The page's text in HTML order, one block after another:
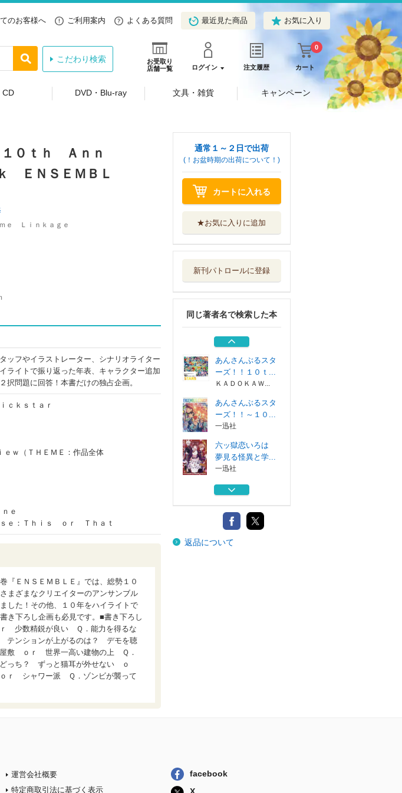
のお客様へ ご利用案内 よくある質問 最近見た商品 お気に入り
お受取り
店舗一覧
ログイン 注文履歴 カート
0
こだわり検索
CD DVD・Blu-ray 文具・雑貨 キャンペーン
０ｔｈ Ａｎｎ
ＥＮＳＥＭＢＬ
ｅ Ｌｉｎｋａｇｅ
ッフやイラストレーター、シナリオライター
ライトで振り返った年表、キャラクター追加
問題に回答！本書だけの独占企画。
ｃｋｓｔａｒ
ｗ（ＴＨＥＭＥ：作品全体
ｅ
ｅ：Ｔｈｉｓ ｏｒ Ｔｈａｔ
『ＥＮＳＥＭＢＬＥ』では、総勢１０
まざまなクリエイターのアンサンブル
した！その他、１０年をハイライトで
き下ろし企画も必見です。■書き下ろし
少数精鋭が良い Ｑ．能力を得るな
ンションが上がるのは？ デモを聴
敷 ｏｒ 世界一高い建物の上 Ｑ．
っち？ ずっと猫耳が外せない ｏ
ｒ シャワー派 Ｑ．ゾンビが襲って
通常１～２日で出荷
(！お盆時期の出荷について！)
カートに入れる
★お気に入りに追加
新刊パトロールに登録
同じ著者名で検索した本
六ッ獄恋いろは
夢見る怪異と学...
あんさんぶくぶス
ＫＡＤＯＫＡＷ...
あんさんぶるスタ
ーズ！ 〔４〕
ＫＡＤＯＫＡＷＡ
あんさんぶるスタ
ーズ！！１０ｔ...
ＫＡＤＯＫＡＷ...
あんさんぶるスタ
ーズ！！～１０...
一迅社
六ッ獄恋いろは
夢見る怪異と学...
一迅社
あんさんぶくぶス
ＫＡＤＯＫＡＷ...
あんさんぶるスタ
ーズ！ 〔４〕
返品について
運営会社概要
特定商取引法に基づく表示
facebook